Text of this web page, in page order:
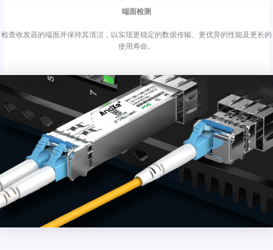
端面检测
检查收发器的端面并保持其清洁，以实现更稳定的数据传输、更优异的性能及更长的
使用寿命。